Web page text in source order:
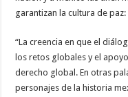
garantizan la cultura de paz:
“La creencia en que el
los retos globales y el
derecho global. En otras
personajes de la historia